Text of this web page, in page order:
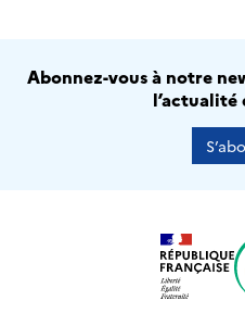
Abonnez-vous à notre
l’actualité